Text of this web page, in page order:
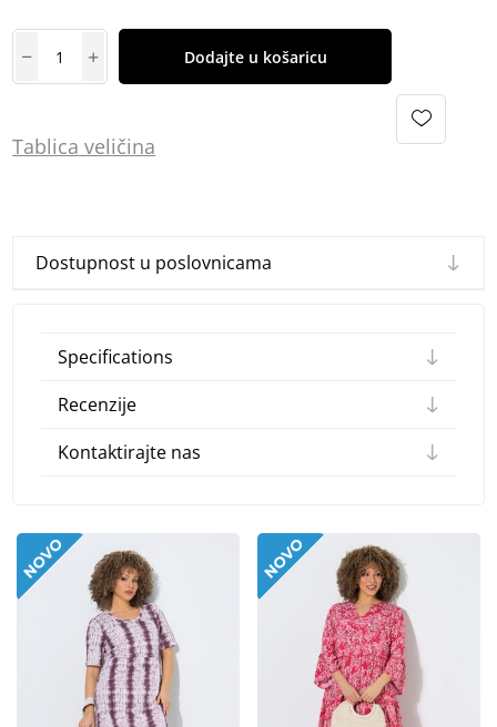
Dodajte u košaricu
Tablica veličina
Dostupnost u poslovnicama
Specifications
Recenzije
Kontaktirajte nas